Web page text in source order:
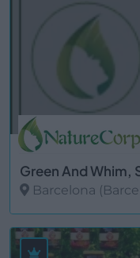
Green And Whim,
Barcelona